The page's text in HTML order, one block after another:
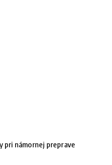
pri námornej preprave